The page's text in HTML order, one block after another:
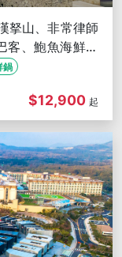
拏山、非常律師
客、鮑魚海鮮美
鍋
$12,900 起